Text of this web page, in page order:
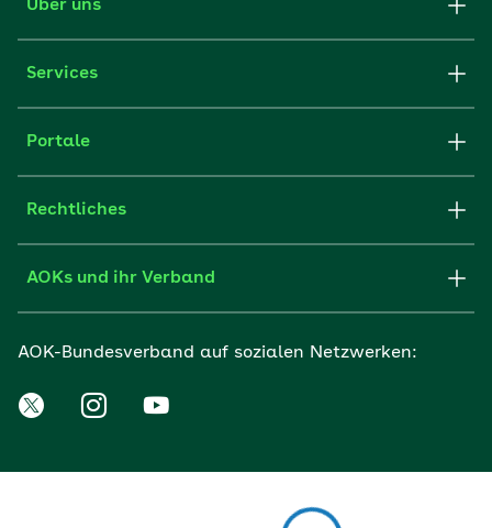
Über uns
Services
Portale
Rechtliches
AOKs und ihr Verband
AOK-Bundesverband auf sozialen Netzwerken: